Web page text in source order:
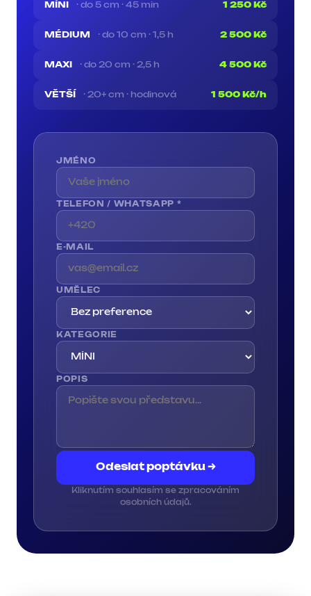
MÍNI · do 5 cm · 45 min 1 250 Kč
MÉDIUM · do 10 cm · 1,5 h 2 500 Kč
MAXI · do 20 cm · 2,5 h 4 500 Kč
VĚTŠÍ · 20+ cm · hodinová 1 500 Kč/h
JMÉNO
TELEFON / WHATSAPP *
E-MAIL
UMĚLEC
KATEGORIE
POPIS
Odeslat poptávku →
Kliknutím souhlasím se zpracováním
osobních údajů.